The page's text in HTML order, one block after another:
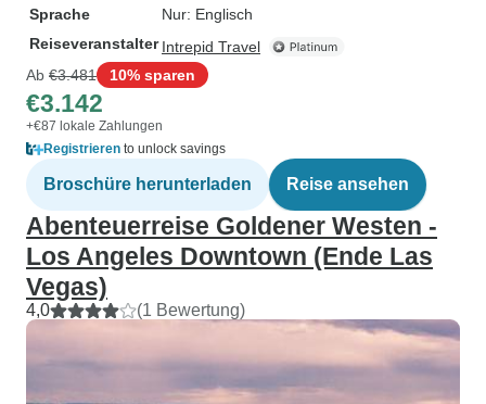
Sprache
Nur: Englisch
Reiseveranstalter Intrepid Travel
Ab €3.481 10% sparen
€3.142
+€87 lokale Zahlungen
Registrieren to unlock savings
Broschüre herunterladen Reise ansehen
Abenteuerreise Goldener Westen -
Los Angeles Downtown (Ende Las
Vegas)
4,0 (1 Bewertung)